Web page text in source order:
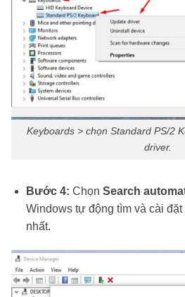
Keyboards > chọn Standard PS/2
driver.
Bước 4: Chọn Search
Windows tự động tìm và cài
nhất.